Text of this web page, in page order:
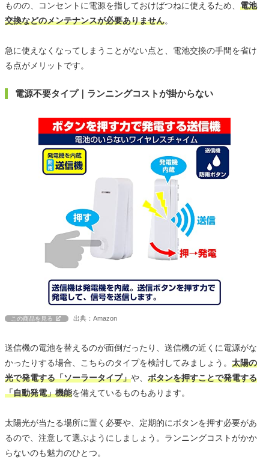
ものの、コンセントに電源を指しておけばつねに使えるため、 電池
交換などのメンテナンスが必要ありません。
急に使えなくなってしまうことがない点と、電池交換の手間を省け
る点がメリットです。
電源不要タイプ｜ランニングコストが掛からない
この商品を見る 出典：Amazon
送信機の電池を替えるのが面倒だったり、送信機の近くに電源がな
かったりする場合、こちらのタイプを検討してみましょう。 太陽の
光で発電する「ソーラータイプ」や、 ボタンを押すことで発電する
「自動発電」機能を備えているものもあります。
太陽光が当たる場所に置く必要や、定期的にボタンを押す必要があ
るので、注意して選ぶようにしましょう。ランニングコストがかか
らないのも魅力のひとつ。